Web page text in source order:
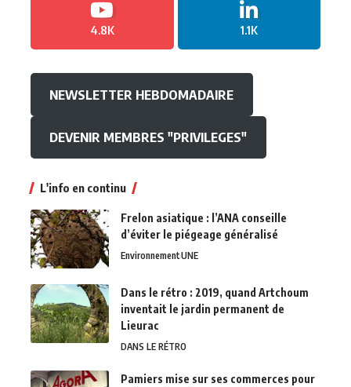
4.8K 1.1K
NEWSLETTER HEBDOMADAIRE
DEVENIR MEMBRES "PRIVILEGES"
L'info en continu
Frelon asiatique : l’ANA conseille
d’éviter le piégeage généralisé
EnvironnementUNE
Dans le rétro : 2019, quand Artchoum
inventait le jardin permanent de
Lieurac
DANS LE RÉTRO
Pamiers mise sur ses commerces pour